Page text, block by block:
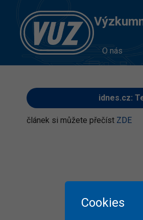
O nás
idnes.cz:
článek si můžete přečíst ZDE
Cookies